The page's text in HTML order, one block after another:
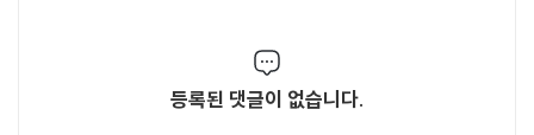
등록된 댓글이 없습니다.